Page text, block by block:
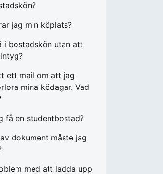
jag min köplats?
i bostadskön utan att
ett mail om att jag
mina ködagar. Vad
få en studentbostad?
dokument måste jag
med att ladda upp